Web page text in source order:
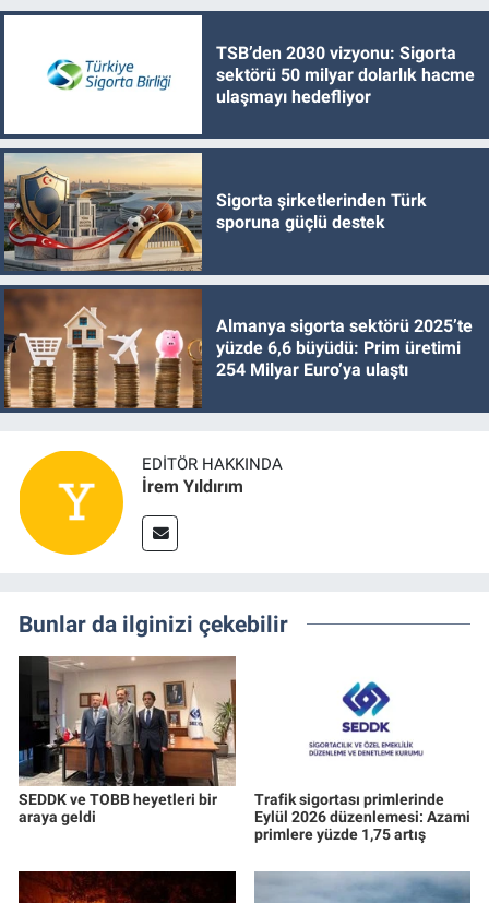
TSB’den 2030 vizyonu: Sigorta
sektörü 50 milyar dolarlık hacme
ulaşmayı hedefliyor
Sigorta şirketlerinden Türk
sporuna güçlü destek
Almanya sigorta sektörü 2025’te
yüzde 6,6 büyüdü: Prim üretimi
254 Milyar Euro’ya ulaştı
EDITÖR HAKKINDA
İrem Yıldırım
Bunlar da ilginizi çekebilir
SEDDK ve TOBB heyetleri bir
araya geldi
Trafik sigortası primlerinde
Eylül 2026 düzenlemesi: Azami
primlere yüzde 1,75 artış